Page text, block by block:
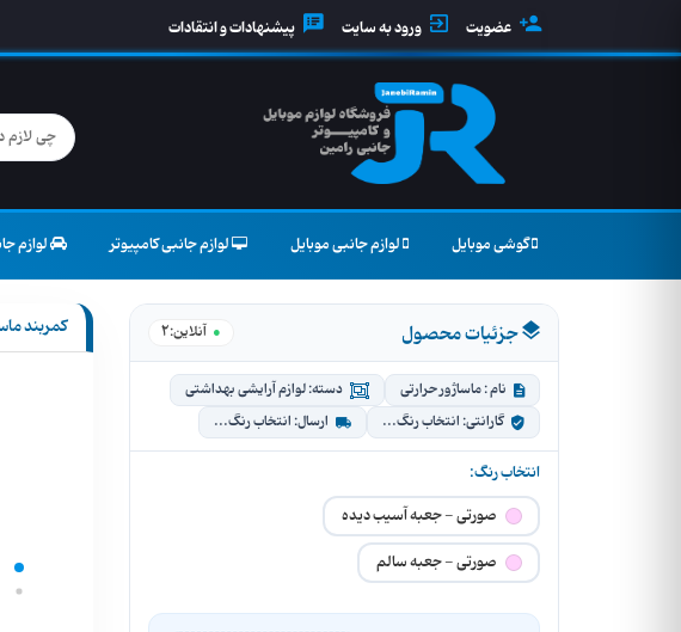
عضویت ورود به سایت پیشنهادات و انتقادات
گوشی موبایل لوازم جانبی موبایل لوازم جانبی کامپیوتر لوازم
کمربند جزئیات محصول ● آنلاین:2
نام : ماساژور حرارتی
دسته: لوازم آرایشی بهداشتی
گارانتی: انتخاب رنگ...
ارسال: انتخاب رنگ...
انتخاب رنگ:
صورتی - جعبه آسیب دیده
صورتی - جعبه سالم